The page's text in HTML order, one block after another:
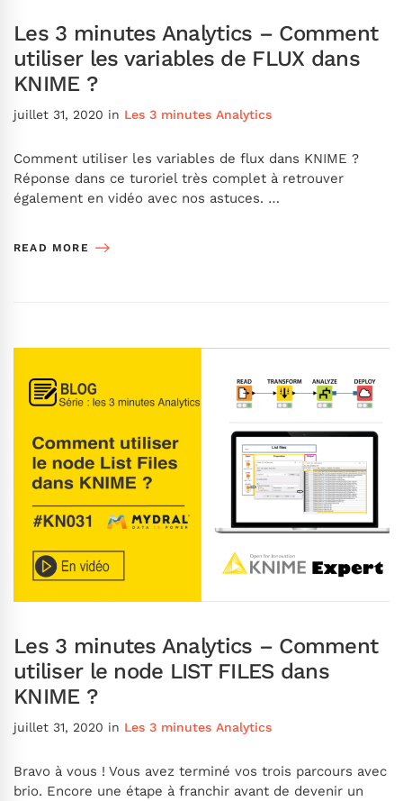
Les 3 minutes Analytics – Comment
utiliser les variables de FLUX dans
KNIME ?
juillet 31, 2020 in Les 3 minutes Analytics
Comment utiliser les variables de flux dans KNIME ?
Réponse dans ce turoriel très complet à retrouver
également en vidéo avec nos astuces. …
READ MORE
Les 3 minutes Analytics – Comment
utiliser le node LIST FILES dans
KNIME ?
juillet 31, 2020 in Les 3 minutes Analytics
Bravo à vous ! Vous avez terminé vos trois parcours avec
brio. Encore une étape à franchir avant de devenir un